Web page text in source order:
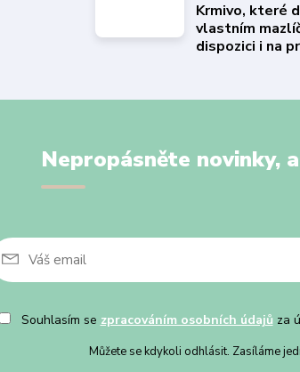
Krmivo, které
vlastním
dispozici i na
Nepropásněte novinky,
Souhlasím se zpracováním osobních údajů za
Můžete se kdykoli odhlásit. Zasíláme